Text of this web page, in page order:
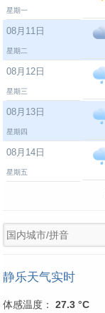
星期一
08月11日
星期二
08月12日
星期三
08月13日
星期四
08月14日
星期五
静乐天气实时
体感温度： 27.3 °C